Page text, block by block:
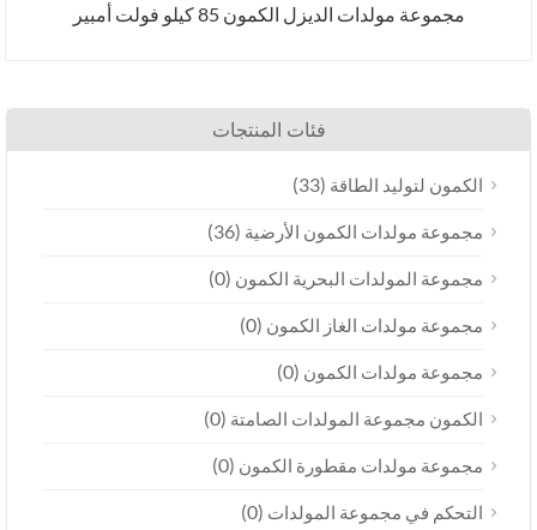
مجموعة مولدات الديزل الكمون 85 كيلو فولت أمبير
فئات المنتجات
لتوليد الطاقة(33)
مولدات الكمون الأرضية(36)
المولدات البحرية الكمون(0)
مولدات الغاز الكمون
مولدات الكمون(0)
مجموعة المولدات الصامتة (0)
مولدات مقطورة الكمون(0)
في مجموعة المولدات(0)